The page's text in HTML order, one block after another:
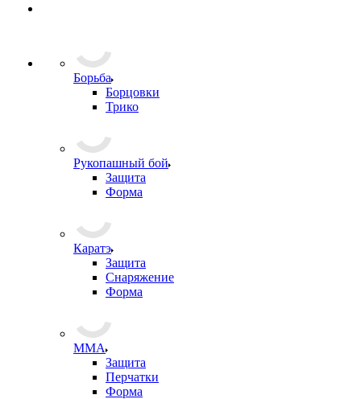
Борьба
Борцовки
Трико
Рукопашный бой
Защита
Форма
Каратэ
Защита
Снаряжение
Форма
ММА
Защита
Перчатки
Форма